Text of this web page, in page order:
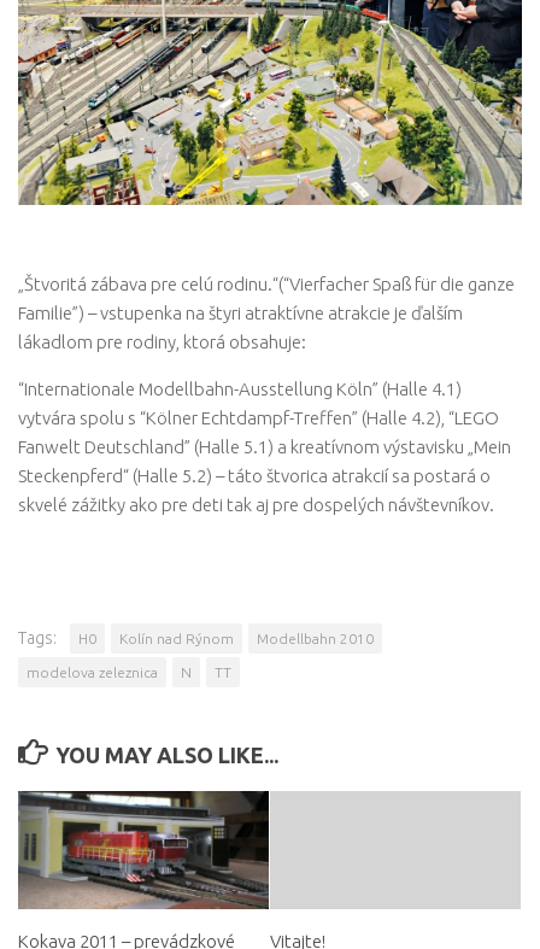
„Štvoritá zábava pre celú rodinu.“(“Vierfacher Spaß für die ganze
Familie”) – vstupenka na štyri atraktívne atrakcie je ďalším
lákadlom pre rodiny, ktorá obsahuje:
“Internationale Modellbahn-Ausstellung Köln” (Halle 4.1)
vytvára spolu s “Kölner Echtdampf-Treffen” (Halle 4.2), “LEGO
Fanwelt Deutschland” (Halle 5.1) a kreatívnom výstavisku „Mein
Steckenpferd“ (Halle 5.2) – táto štvorica atrakcií sa postará o
skvelé zážitky ako pre deti tak aj pre dospelých návštevníkov.
Tags: H0 Kolín nad Rýnom Modellbahn 2010
modelova zeleznica N TT
YOU MAY ALSO LIKE...
Kokava 2011 – prevádzkové
Vitajte!